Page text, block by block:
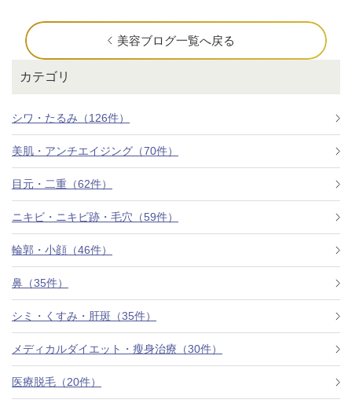
カテゴリ
シワ・たるみ（126件）
美肌・アンチエイジング（70件）
目元・二重（62件）
ニキビ・ニキビ跡・毛穴（59件）
輪郭・小顔（46件）
鼻（35件）
シミ・くすみ・肝斑（35件）
メディカルダイエット・瘦身治療（30件）
医療脱毛（20件）
美容ブログ一覧へ戻る